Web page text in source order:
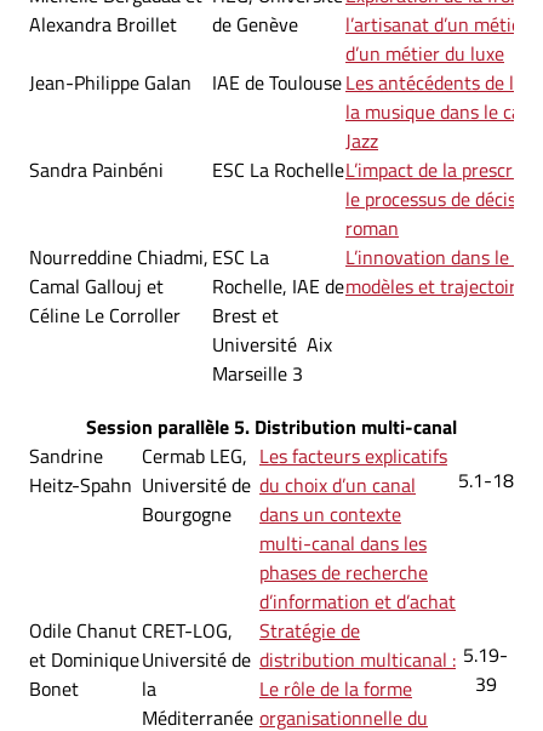
Alexandra Broillet
de Genève
l’artisanat d’un métier
d’un métier du luxe
Jean-Philippe Galan
IAE de ToulouseLes antécédents de la
la musique dans le
Jazz
Sandra Painbéni
ESC La RochelleL’impact de la
le processus de
roman
Nourreddine Chiadmi,
Camal Gallouj et
Céline Le Corroller
ESC La
Rochelle, IAE de
Brest et
Université Aix
Marseille 3
L’innovation dans le
modèles et trajectoires
Session parallèle 5. Distribution multi-canal
Sandrine
Heitz-Spahn
Cermab LEG,
Université de
Bourgogne
Les facteurs explicatifs
du choix d’un canal
dans un contexte
multi-canal dans les
phases de recherche
d’information et d’achat
5.1-18
Odile Chanut
et Dominique
Bonet
CRET-LOG,
Université de
la
Méditerranée
Stratégie de
distribution multicanal :
Le rôle de la forme
organisationnelle du
5.19-
39